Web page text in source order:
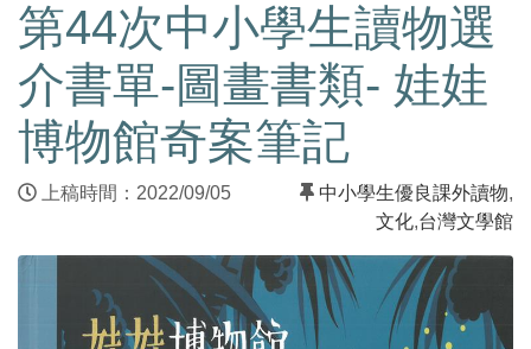
第44次中小學生讀物選
介書單-圖畫書類- 娃娃
博物館奇案筆記
上稿時間：2022/09/05 中小學生優良課外讀物,
文化,台灣文學館